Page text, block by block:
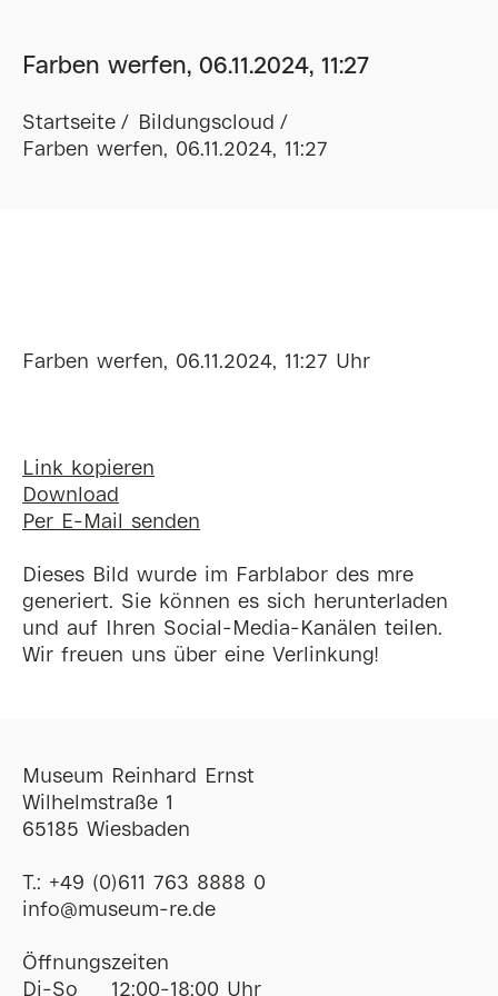
Farben werfen, 06.11.2024, 11:27
Startseite
Bildungscloud
Farben werfen, 06.11.2024, 11:27
Farben werfen, 06.11.2024, 11:27 Uhr
Link kopieren
Download
Per E-Mail senden
Dieses Bild wurde im Farblabor des mre
generiert. Sie können es sich herunterladen
und auf Ihren Social-Media-Kanälen teilen.
Wir freuen uns über eine Verlinkung!
Museum Reinhard Ernst
Wilhelmstraße 1
65185 Wiesbaden
T.: +49 (0)611 763 8888 0
ofni@museum-re de
Öffnungszeiten
Di-So
12:00-18:00 Uhr